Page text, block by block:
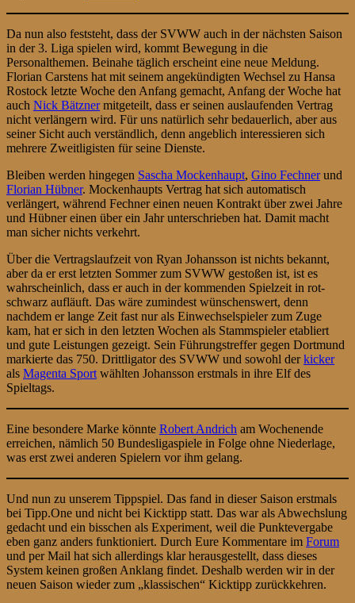
Da nun also feststeht, dass der SVWW auch in der nächsten Saison
in der 3. Liga spielen wird, kommt Bewegung in die
Personalthemen. Beinahe täglich erscheint eine neue Meldung.
Florian Carstens hat mit seinem angekündigten Wechsel zu Hansa
Rostock letzte Woche den Anfang gemacht, Anfang der Woche hat
auch Nick Bätznermitgeteilt, dass er seinen auslaufenden Vertrag
nicht verlängern wird. Für uns natürlich sehr bedauerlich, aber aus
seiner Sicht auch verständlich, denn angeblich interessieren sich
mehrere Zweitligisten für seine Dienste.
Bleiben werden hingegen Sascha Mockenhaupt, Gino Fechnerund
Florian Hübner. Mockenhaupts Vertrag hat sich automatisch
verlängert, während Fechner einen neuen Kontrakt über zwei Jahre
und Hübner einen über ein Jahr unterschrieben hat. Damit macht
man sicher nichts verkehrt.
Über die Vertragslaufzeit von Ryan Johansson ist nichts bekannt,
aber da er erst letzten Sommer zum SVWW gestoßen ist, ist es
wahrscheinlich, dass er auch in der kommenden Spielzeit in rot-
schwarz aufläuft. Das wäre zumindest wünschenswert, denn
nachdem er lange Zeit fast nur als Einwechselspieler zum Zuge
kam, hat er sich in den letzten Wochen als Stammspieler etabliert
und gute Leistungen gezeigt. Sein Führungstreffer gegen Dortmund
markierte das 750. Drittligator des SVWW und sowohl derkicker
als Magenta Sport wählten Johansson erstmals in ihre Elf des
Spieltags.
Eine besondere Marke könnte Robert Andrich am Wochenende
erreichen, nämlich 50 Bundesligaspiele in Folge ohne Niederlage,
was erst zwei anderen Spielern vor ihm gelang.
Und nun zu unserem Tippspiel. Das fand in dieser Saison erstmals
bei Tipp.One und nicht bei Kicktipp statt. Das war als Abwechslung
gedacht und ein bisschen als Experiment, weil die Punktevergabe
eben ganz anders funktioniert. Durch Eure Kommentare im Forum
und per Mail hat sich allerdings klar herausgestellt, dass dieses
System keinen großen Anklang findet. Deshalb werden wir in der
neuen Saison wieder zum „klassischen“ Kicktipp zurückkehren.